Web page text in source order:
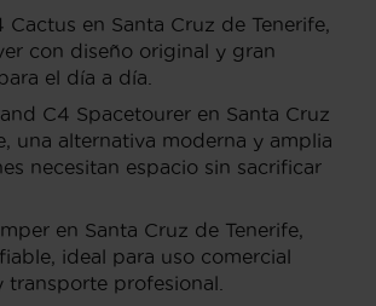
Cactus en Santa Cruz de Tenerife,
con diseño original y gran
el día a día.
C4 Spacetourer en Santa Cruz
una alternativa moderna y amplia
necesitan espacio sin sacrificar
en Santa Cruz de Tenerife,
ideal para uso comercial
transporte profesional.